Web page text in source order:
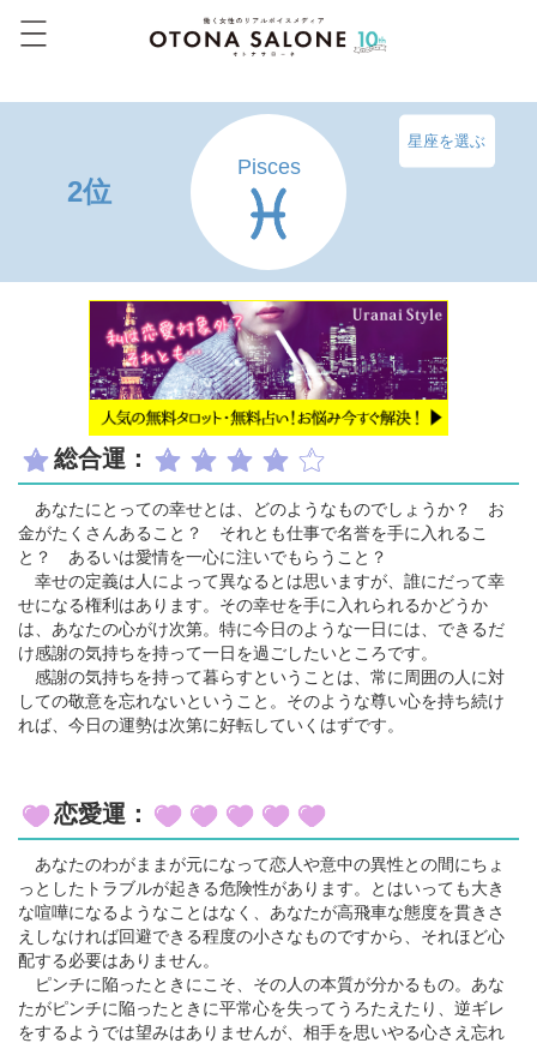
2位
Pisces
星座を選ぶ
総合運：
あなたにとっての幸せとは、どのようなものでしょうか？ お
金がたくさんあること？ それとも仕事で名誉を手に入れるこ
と？ あるいは愛情を一心に注いでもらうこと？
幸せの定義は人によって異なるとは思いますが、誰にだって幸
せになる権利はあります。その幸せを手に入れられるかどうか
は、あなたの心がけ次第。特に今日のような一日には、できるだ
け感謝の気持ちを持って一日を過ごしたいところです。
感謝の気持ちを持って暮らすということは、常に周囲の人に対
しての敬意を忘れないということ。そのような尊い心を持ち続け
れば、今日の運勢は次第に好転していくはずです。
恋愛運：
あなたのわがままが元になって恋人や意中の異性との間にちょ
っとしたトラブルが起きる危険性があります。とはいっても大き
な喧嘩になるようなことはなく、あなたが高飛車な態度を貫きさ
えしなければ回避できる程度の小さなものですから、それほど心
配する必要はありません。
ピンチに陥ったときにこそ、その人の本質が分かるもの。あな
たがピンチに陥ったときに平常心を失ってうろたえたり、逆ギレ
をするようでは望みはありませんが、相手を思いやる心さえ忘れ